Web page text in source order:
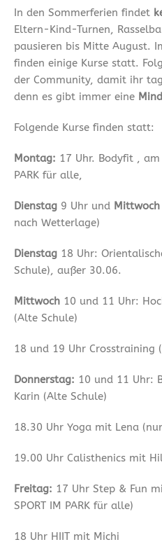
In den Sommerferien findet
Eltern-Kind-Turnen,
pausieren bis Mitte August.
finden einige Kurse statt.
der Community, damit ihr
denn es gibt immer eine
Folgende Kurse finden statt:
Montag: 17 Uhr. Bodyfit , am
PARK für alle,
Dienstag 9 Uhr und Mittwoch
nach Wetterlage)
Dienstag 18 Uhr:
Schule), außer 30.06.
Mittwoch 10 und 11 Uhr:
(Alte Schule)
18 und 19 Uhr Crosstraining
Donnerstag: 10 und 11 Uhr:
Karin (Alte Schule)
18.30 Uhr Yoga mit Lena
19.00 Uhr Calisthenics mit
Freitag: 17 Uhr Step & Fun
SPORT IM PARK für alle)
18 Uhr HIIT mit Michi